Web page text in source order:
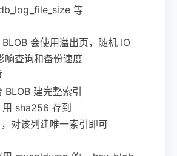
等
会使用溢出页，随机 IO
响查询和备份速度
BLOB 建完整索引
sha256 存到
对该列建唯一索引即可